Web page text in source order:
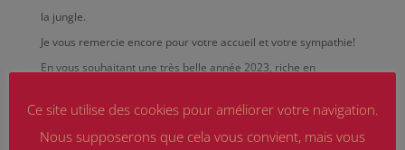
la jungle.
Je vous remercie encore pour votre accueil et votre sympathie!
En vous souhaitant une très belle année 2023, riche en
Marine
Ce site utilise des cookies pour améliorer votre navigation.
Nous supposerons que cela vous convient, mais vous